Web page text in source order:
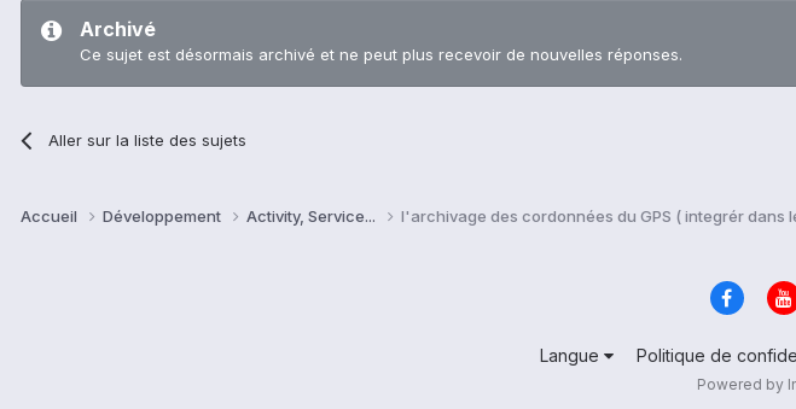
Archivé
Ce sujet est désormais archivé et ne peut plus recevoir de nouvelles réponses.
Aller sur la liste des sujets
Accueil Développement Activity, Service... l'archivage des cordonnées du GPS ( integrér dans
Langue Politique de
Powered by